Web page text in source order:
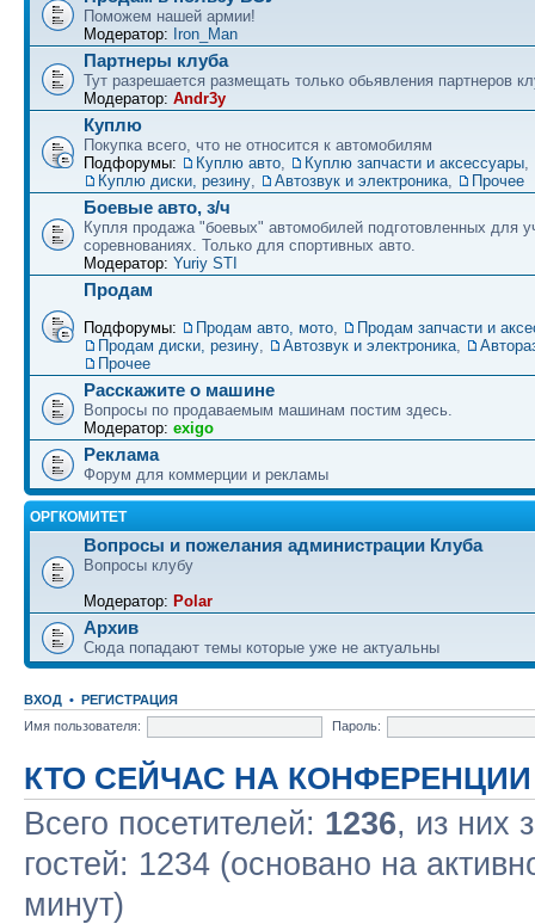
Поможем нашей армии!
Модератор: Iron_Man
Партнеры клуба
Тут разрешается размещать только обьявления партнеров
Модератор: Andr3y
Куплю
Покупка всего, что не относится к автомобилям
Подфорумы:
Куплю авто, Куплю запчасти и аксессуары,
Куплю диски, резину, Автозвук и электроника, Прочее
Боевые авто, з/ч
Купля продажа "боевых" автомобилей подготовленных для
соревнованиях. Только для спортивных авто.
Модератор: Yuriy STI
Продам
Подфорумы: Продам авто, мото,
Продам запчасти и
Продам диски, резину, Автозвук и электроника,
Прочее
Расскажите о машине
Вопросы по продаваемым машинам постим здесь.
Модератор: exigo
Реклама
Форум для коммерции и рекламы
ОРГКОМИТЕТ
Вопросы и пожелания администрации Клуба
Вопросы клубу
Модератор: Polar
Архив
Сюда попадают темы которые уже не актуальны
ВХОД • РЕГИСТРАЦИЯ
Имя пользователя:
Пароль:
КТО СЕЙЧАС НА КОНФЕРЕНЦИИ
Всего посетителей: 1236, из них
гостей: 1234 (основано на
минут)